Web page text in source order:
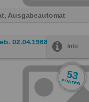
Ausgabeautomat
02.04.1968
Info
53
POSTEN